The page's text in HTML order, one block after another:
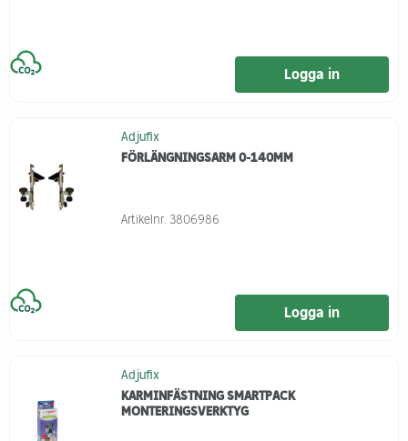
Logga in
Adjufix
FÖRLÄNGNINGSARM 0-140MM
Artikelnr. 3806986
Logga in
Adjufix
KARMINFÄSTNING SMARTPACK
MONTERINGSVERKTYG